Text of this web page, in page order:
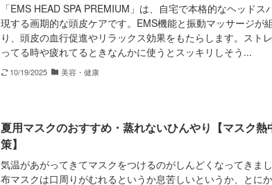
「EMS HEAD SPA PREMIUM」は、自宅で本格的なヘッドス
現する画期的な頭皮ケアです。EMS機能と振動マッサージが
り、頭皮の血行促進やリラックス効果をもたらします。スト
ってる時や疲れてるときなんかに使うとスッキリしそう...
10/19/2025 美容・健康
夏用マスクのおすすめ・蒸れないひんやり【マスク熱
策】
気温があがってきてマスクをつけるのがしんどくなってきま
布マスクは口周りがむれるというか息苦しいというか、とに